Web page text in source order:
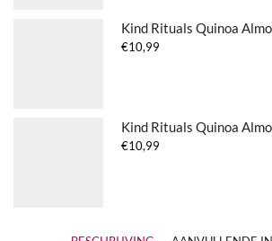
€10,99
Kind Rituals Quinoa
€10,99